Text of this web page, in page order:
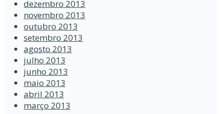
dezembro 2013
novembro 2013
outubro 2013
setembro 2013
agosto 2013
julho 2013
junho 2013
maio 2013
abril 2013
março 2013